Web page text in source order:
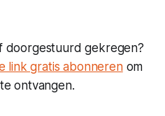
doorgestuurd gekregen?
link gratis abonnerenom
ontvangen.